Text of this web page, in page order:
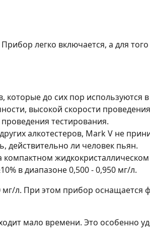
легко включается, а для
которые до сих пор используются в
высокой скорости проведения
тестирования.
алкотестеров, Mark V не
действительно ли человек пьян.
жидкокристаллическом
в диапазоне 0,500 - 0,950 мг/л.
мг/л. При этом прибор оснащается
мало времени. Это особенно